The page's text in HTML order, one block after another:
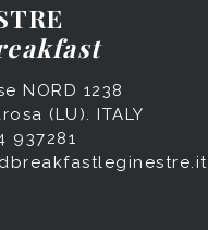
NORD 1238
(LU). ITALY
937281